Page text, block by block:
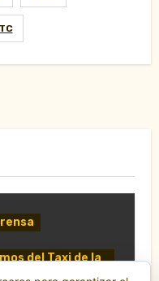
del Taxi de la